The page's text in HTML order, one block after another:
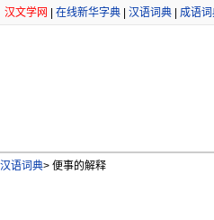
汉文学网 在线新华字典 汉语词典 成语
汉语词典> 便事的解释